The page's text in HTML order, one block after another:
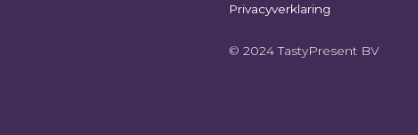
Privacyverklaring
© 2024 TastyPresent BV